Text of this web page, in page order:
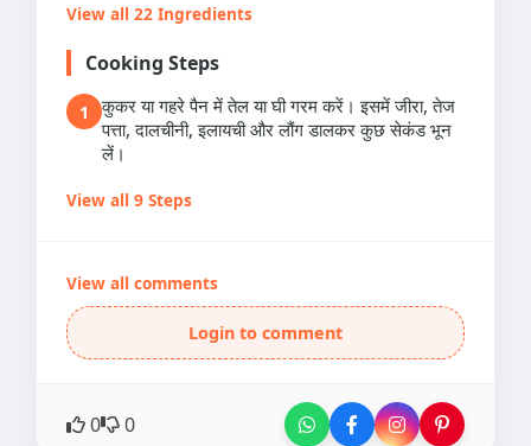
View all 22 Ingredients
Cooking Steps
1
कुकर या गहरे पैन में तेल या घी गरम करें। इसमें जीरा, तेज
पत्ता, दालचीनी, इलायची और लौंग डालकर कुछ सेकंड भून
लें।
View all 9 Steps
View all comments
Login to comment
0 0